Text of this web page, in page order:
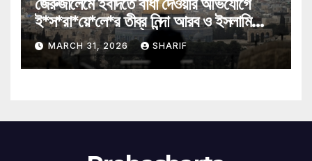
ই*স*রা*য়ে*লে*র তীব্র নিন্দা আরব ও ইসলামি
মন্ত্রীদের
MARCH 31, 2026 SHARIF